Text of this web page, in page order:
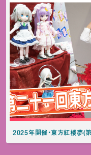
2025年開催・東方紅楼夢(第